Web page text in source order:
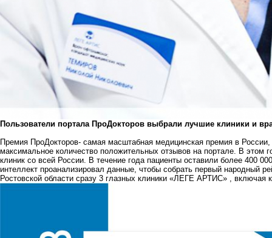
Пользователи портала ПроДокторов выбрали лучшие клиники и
Премия ПроДокторов- самая масштабная медицинская премия в
максимальное количество положительных отзывов на портале. В этом
клиник со всей России. В течение года пациенты оставили более 400
интеллект проанализировал данные, чтобы собрать первый народный
Ростовской области сразу 3 глазных клиники «ЛЕГЕ АРТИС» , включая